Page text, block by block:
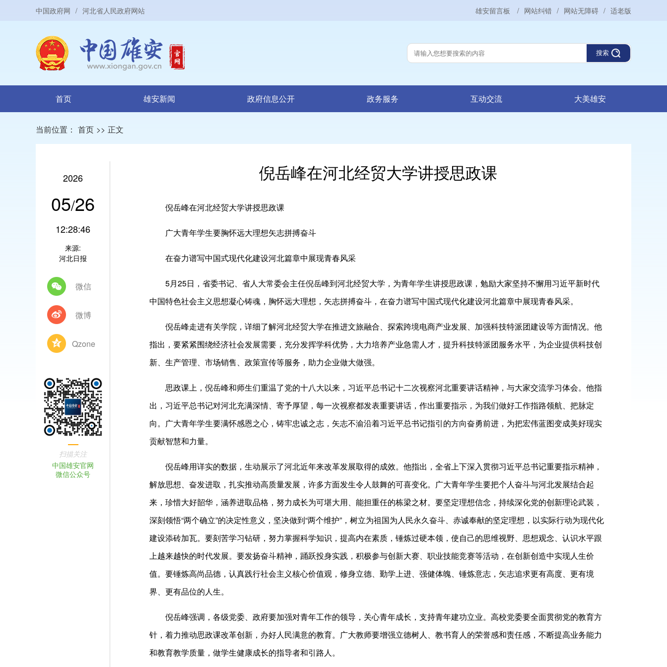
中国政府网 / 河北省人民政府网站 雄安留言板 / 网站纠错 / 网站无障碍 / 适老版
搜索
首页 雄安新闻 政府信息公开 政务服务 互动交流 大美雄安
当前位置： 首页 >> 正文
2026
05/26
12:28:46
来源:
河北日报
微信
微博
Qzone
扫描关注
中国雄安官网
微信公众号
倪岳峰在河北经贸大学讲授思政课
倪岳峰在河北经贸大学讲授思政课
广大青年学生要胸怀远大理想矢志拼搏奋斗
在奋力谱写中国式现代化建设河北篇章中展现青春风采
5月25日，省委书记、省人大常委会主任倪岳峰到河北经贸大学，为青年学生讲授思政课，勉励大家坚持不懈用习近平新时代
中国特色社会主义思想凝心铸魂，胸怀远大理想，矢志拼搏奋斗，在奋力谱写中国式现代化建设河北篇章中展现青春风采。
倪岳峰走进有关学院，详细了解河北经贸大学在推进文旅融合、探索跨境电商产业发展、加强科技特派团建设等方面情况。他
指出，要紧紧围绕经济社会发展需要，充分发挥学科优势，大力培养产业急需人才，提升科技特派团服务水平，为企业提供科技创
新、生产管理、市场销售、政策宣传等服务，助力企业做大做强。
思政课上，倪岳峰和师生们重温了党的十八大以来，习近平总书记十二次视察河北重要讲话精神，与大家交流学习体会。他指
出，习近平总书记对河北充满深情、寄予厚望，每一次视察都发表重要讲话，作出重要指示，为我们做好工作指路领航、把脉定
向。广大青年学生要满怀感恩之心，铸牢忠诚之志，矢志不渝沿着习近平总书记指引的方向奋勇前进，为把宏伟蓝图变成美好现实
贡献智慧和力量。
倪岳峰用详实的数据，生动展示了河北近年来改革发展取得的成效。他指出，全省上下深入贯彻习近平总书记重要指示精神，
解放思想、奋发进取，扎实推动高质量发展，许多方面发生令人鼓舞的可喜变化。广大青年学生要把个人奋斗与河北发展结合起
来，珍惜大好韶华，涵养进取品格，努力成长为可堪大用、能担重任的栋梁之材。要坚定理想信念，持续深化党的创新理论武装，
深刻领悟“两个确立”的决定性意义，坚决做到“两个维护”，树立为祖国为人民永久奋斗、赤诚奉献的坚定理想，以实际行动为现代化
建设添砖加瓦。要刻苦学习钻研，努力掌握科学知识，提高内在素质，锤炼过硬本领，使自己的思维视野、思想观念、认识水平跟
上越来越快的时代发展。要发扬奋斗精神，踊跃投身实践，积极参与创新大赛、职业技能竞赛等活动，在创新创造中实现人生价
值。要锤炼高尚品德，认真践行社会主义核心价值观，修身立德、勤学上进、强健体魄、锤炼意志，矢志追求更有高度、更有境
界、更有品位的人生。
倪岳峰强调，各级党委、政府要加强对青年工作的领导，关心青年成长，支持青年建功立业。高校党委要全面贯彻党的教育方
针，着力推动思政课改革创新，办好人民满意的教育。广大教师要增强立德树人、教书育人的荣誉感和责任感，不断提高业务能力
和教育教学质量，做学生健康成长的指导者和引路人。